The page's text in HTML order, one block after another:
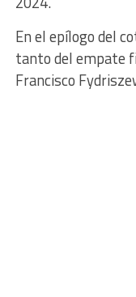
En el epílogo del
tanto del empate
Francisco